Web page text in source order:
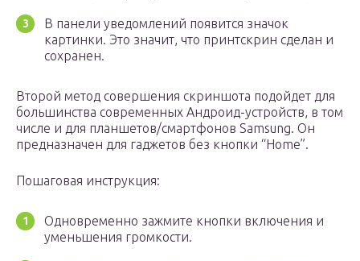
В панели уведомлений появится значок
картинки. Это значит, что принтскрин сделан и
сохранен.
Второй метод совершения скриншота подойдет для
большинства современных Андроид-устройств, в том
числе и для планшетов/смартфонов Samsung. Он
предназначен для гаджетов без кнопки “Home”.
Пошаговая инструкция:
Одновременно зажмите кнопки включения и
уменьшения громкости.